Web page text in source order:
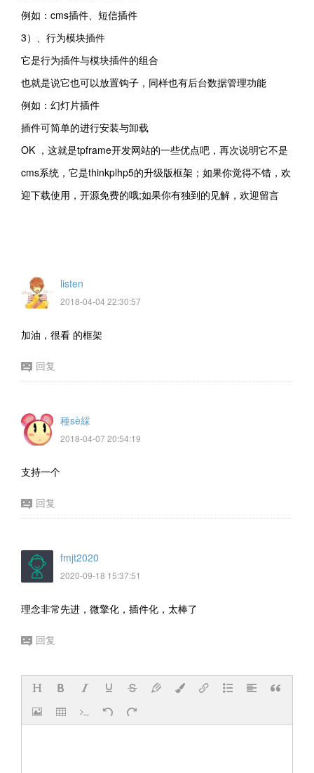
例如：cms插件、短信插件
3）、行为模块插件
它是行为插件与模块插件的组合
也就是说它也可以放置钩子，同样也有后台数据管理功能
例如：幻灯片插件
插件可简单的进行安装与卸载
OK ，这就是tpframe开发网站的一些优点吧，再次说明它不是
cms系统，它是thinkplhp5的升级版框架；如果你觉得不错，欢
迎下载使用，开源免费的哦;如果你有独到的见解，欢迎留言
listen
2018-04-04 22:30:57
加油，很看 的框架
回复
種sè綵
2018-04-07 20:54:19
支持一个
回复
fmjt2020
2020-09-18 15:37:51
理念非常先进，微擎化，插件化，太棒了
回复